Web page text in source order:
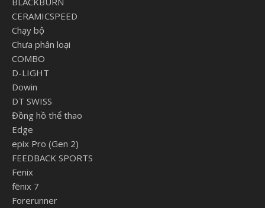
CERAMICSPEED
Chạy bộ
Chưa phân loại
COMBO
D-LIGHT
Dowin
DT SWISS
Đồng hồ thể thao
Edge
epix Pro (Gen 2)
FEEDBACK SPORTS
Fenix
fēnix 7
Forerunner